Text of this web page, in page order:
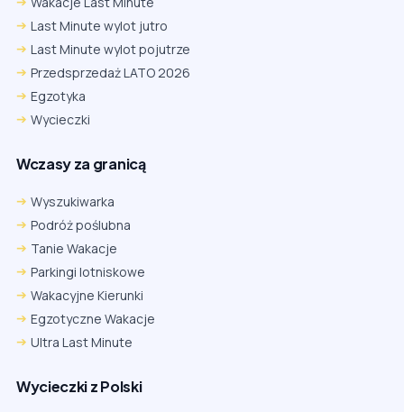
Last Minute wylot jutro
Last Minute wylot pojutrze
Przedsprzedaż LATO 2026
Egzotyka
Wycieczki
Wczasy za granicą
Wyszukiwarka
Podróż poślubna
Tanie Wakacje
Parkingi lotniskowe
Wakacyjne Kierunki
Egzotyczne Wakacje
Ultra Last Minute
Wycieczki z Polski